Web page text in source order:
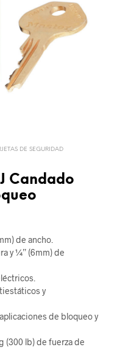
DE SEGURIDAD
Candado
de ancho.
y ¼” (6mm) de
y
de bloqueo y
(300 lb) de fuerza de